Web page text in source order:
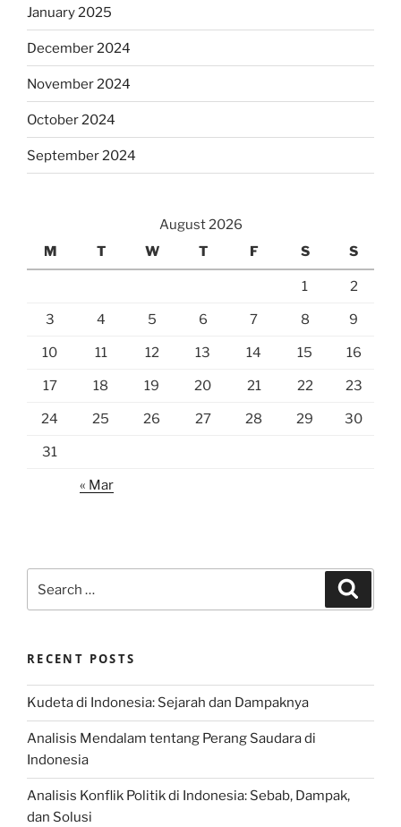
January 2025
December 2024
November 2024
October 2024
September 2024
August 2026
M
T W T F S S
1 2
3 4 5 6 7 8 9
10 11 12 13 14 15 16
17 18 19 20 21 22 23
24 25 26 27 28 29 30
31
« Mar
for:
RECENT POSTS
Kudeta di Indonesia: Sejarah dan Dampaknya
Analisis Mendalam tentang Perang Saudara di
Indonesia
Analisis Konflik Politik di Indonesia: Sebab, Dampak,
dan Solusi